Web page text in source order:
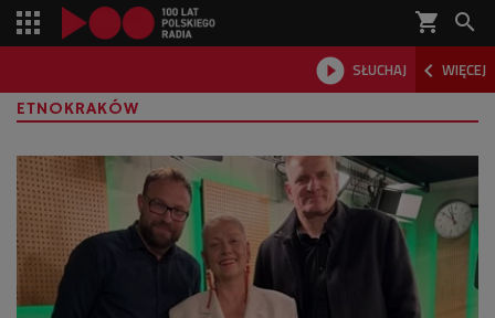
shopping_cart 
 SŁUCHAJ  WIĘCEJ

ETNOKRAKÓW